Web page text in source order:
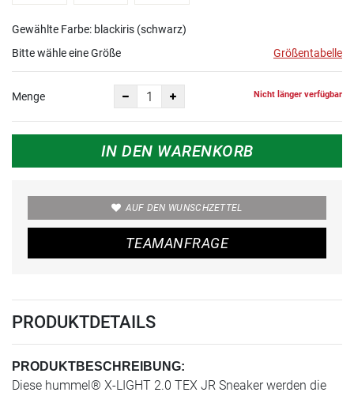
Gewählte Farbe: blackiris (schwarz)
Bitte wähle eine Größe
Größentabelle
Menge Nicht länger verfügbar
IN DEN WARENKORB
AUF DEN WUNSCHZETTEL
TEAMANFRAGE
PRODUKTDETAILS
PRODUKTBESCHREIBUNG:
Diese hummel® X-LIGHT 2.0 TEX JR Sneaker werden die